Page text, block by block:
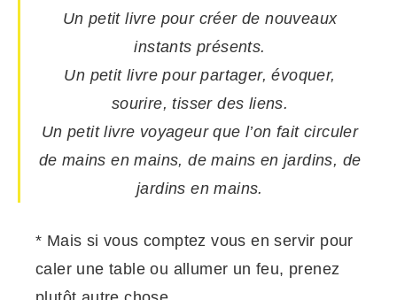
Un petit livre pour créer de nouveaux
instants présents.
Un petit livre pour partager, évoquer,
sourire, tisser des liens.
Un petit livre voyageur que l’on fait circuler
de mains en mains, de mains en jardins, de
jardins en mains.
* Mais si vous comptez vous en servir pour
caler une table ou allumer un feu, prenez